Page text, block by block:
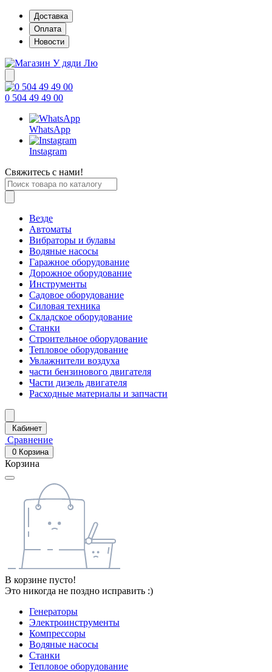
Доставка
Оплата
Новости
0 504 49 49 00
WhatsApp
Instagram
Свяжитесь с нами!
Везде
Автоматы
Вибраторы и булавы
Водяные насосы
Гаражное оборудование
Дорожное оборудование
Инструменты
Садовое оборудование
Силовая техника
Складское оборудование
Станки
Строительное оборудование
Тепловое оборудование
Увлажнители воздуха
части бензинового двигателя
Части дизель двигателя
Расходные материалы и запчасти
Кабинет
Сравнение
0 Корзина
Корзина
В корзине пусто!
Это никогда не поздно исправить :)
Генераторы
Электроинструменты
Компрессоры
Водяные насосы
Станки
Тепловое оборудование